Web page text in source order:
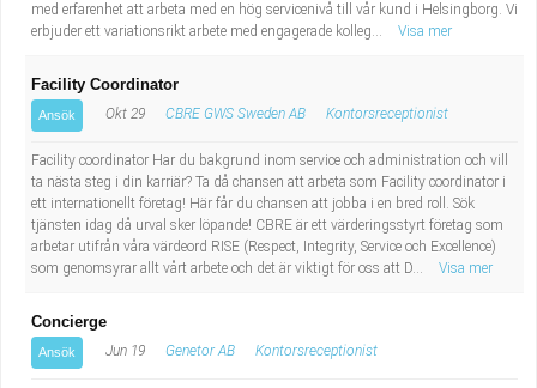
med erfarenhet att arbeta med en hög servicenivå till vår kund i Helsingborg. Vi
erbjuder ett variationsrikt arbete med engagerade kolleg...
Visa mer
Facility Coordinator
Ansök Okt 29 CBRE GWS Sweden AB Kontorsreceptionist
Facility coordinator Har du bakgrund inom service och administration och vill
ta nästa steg i din karriär? Ta då chansen att arbeta som Facility coordinator i
ett internationellt företag! Här får du chansen att jobba i en bred roll. Sök
tjänsten idag då urval sker löpande! CBRE är ett värderingsstyrt företag som
arbetar utifrån våra värdeord RISE (Respect, Integrity, Service och Excellence)
som genomsyrar allt vårt arbete och det är viktigt för oss att D...
Visa mer
Concierge
Ansök Jun 19 Genetor AB Kontorsreceptionist